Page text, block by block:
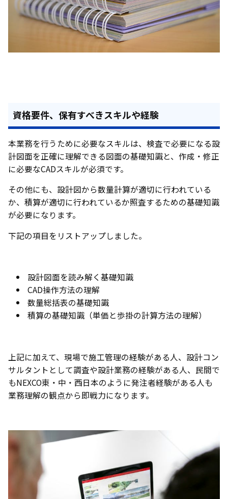
資格要件、保有すべきスキルや経験
本業務を行うために必要なスキルは、検査で必要になる設
計図面を正確に理解できる図面の基礎知識と、作成・修正
に必要なCADスキルが必須です。
その他にも、設計図から数量計算が適切に行われている
か、積算が適切に行われているか照査するための基礎知識
が必要になります。
下記の項目をリストアップしました。
設計図面を読み解く基礎知識
CAD操作方法の理解
数量総括表の基礎知識
積算の基礎知識（単価と歩掛の計算方法の理解）
上記に加えて、現場で施工管理の経験がある人、設計コン
サルタントとして調査や設計業務の経験がある人、民間で
もNEXCO東・中・西日本のように発注者経験がある人も
業務理解の観点から即戦力になります。